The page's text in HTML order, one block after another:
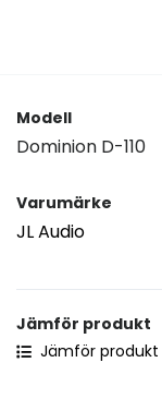
Modell
Dominion D-110
Varumärke
JL Audio
Jämför produkt
Jämför produkt